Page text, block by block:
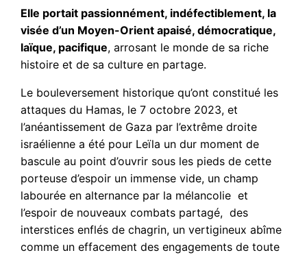
Elle portait passionnément, indéfectiblement, la
visée d’un Moyen-Orient apaisé, démocratique,
laïque, pacifique, arrosant le monde de sa riche
histoire et de sa culture en partage.
Le bouleversement historique qu’ont constitué les
attaques du Hamas, le 7 octobre 2023, et
l’anéantissement de Gaza par l’extrême droite
israélienne a été pour Leïla un dur moment de
bascule au point d’ouvrir sous les pieds de cette
porteuse d’espoir un immense vide, un champ
labourée en alternance par la mélancolie et
l’espoir de nouveaux combats partagé, des
interstices enflés de chagrin, un vertigineux abîme
comme un effacement des engagements de toute